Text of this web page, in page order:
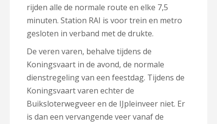
rijden alle de normale route en elke 7,5
minuten. Station RAI is voor trein en metro
gesloten in verband met de drukte.
De veren varen, behalve tijdens de
Koningsvaart in de avond, de normale
dienstregeling van een feestdag. Tijdens de
Koningsvaart varen echter de
Buiksloterwegveer en de IJpleinveer niet. Er
is dan een vervangende veer vanaf de